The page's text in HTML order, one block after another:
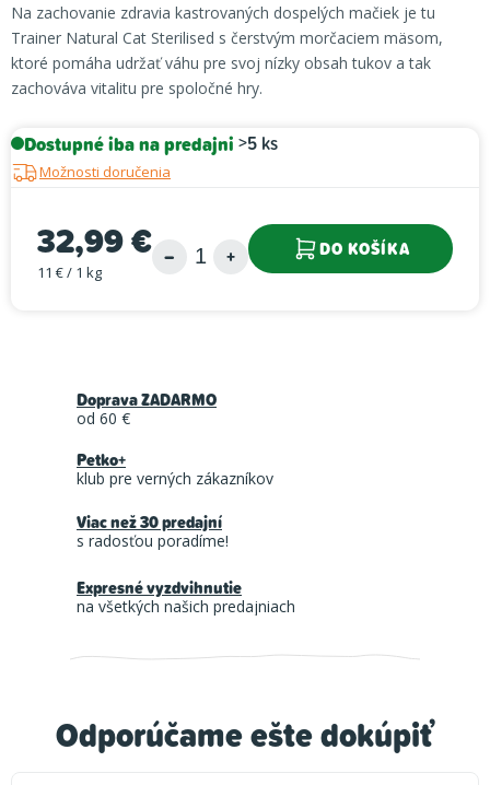
Na zachovanie zdravia kastrovaných dospelých mačiek je tu
Trainer Natural Cat Sterilised s čerstvým morčaciem mäsom,
ktoré pomáha udržať váhu pre svoj nízky obsah tukov a tak
zachováva vitalitu pre spoločné hry.
Dostupné iba na predajni >5 ks
Možnosti doručenia
32,99 €
Jednotková cena:
11 € / 1 kg
DO KOŠÍKA
Odporúčame ešte dokúpiť
Doprava ZADARMO
od 60 €
Petko+
klub pre verných zákazníkov
Viac než 30 predajní
s radosťou poradíme!
Expresné vyzdvihnutie
na všetkých našich predajniach